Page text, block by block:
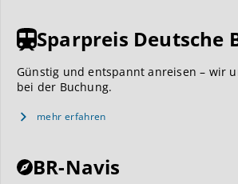
Sparpreis Deutsche
Günstig und entspannt anreisen – wir
bei der Buchung.
mehr erfahren
BR-Navis